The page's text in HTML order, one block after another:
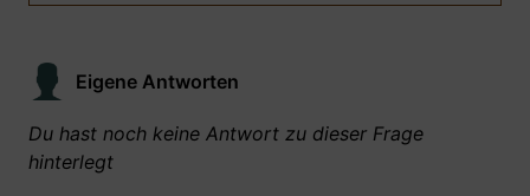
Eigene Antworten
Du hast noch keine Antwort zu dieser Frage
hinterlegt